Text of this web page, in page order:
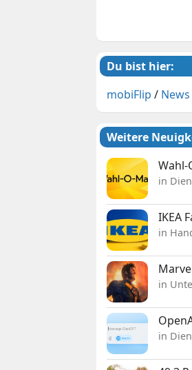
Du bist hier:
mobiFlip / News
Weitere
in
IKEA
in
in
in